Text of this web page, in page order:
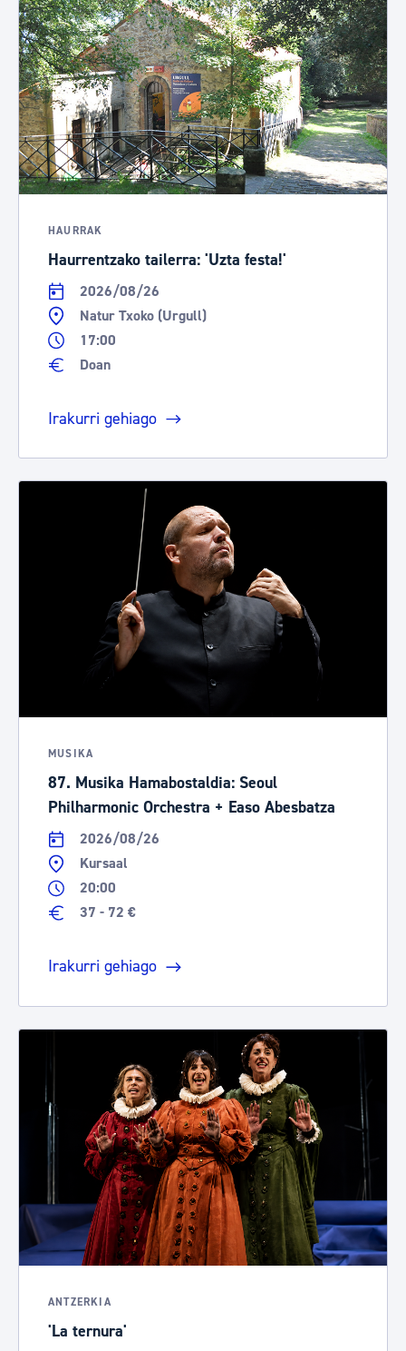
HAURRAK
Haurrentzako tailerra: 'Uzta festa!'
2026/08/26
Natur Txoko (Urgull)
17:00
Doan
Irakurri gehiago
MUSIKA
87. Musika Hamabostaldia: Seoul
Philharmonic Orchestra + Easo Abesbatza
2026/08/26
Kursaal
20:00
37 - 72 €
Irakurri gehiago
ANTZERKIA
'La ternura'